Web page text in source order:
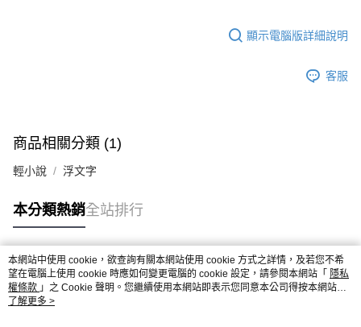
顯示電腦版詳細說明
客服
商品相關分類 (1)
輕小說 浮文字
本分類熱銷全站排行
熱門標籤
本網站中使用 cookie，欲查詢有關本網站使用 cookie 方式之詳情，及若您不希
望在電腦上使用 cookie 時應如何變更電腦的 cookie 設定，請參閱本網站「 隱私
權條款 」之 Cookie 聲明。您繼續使用本網站即表示您同意本公司得按本網站使
用條款之 Cookie 聲明使用 cookie。
了解更多 >